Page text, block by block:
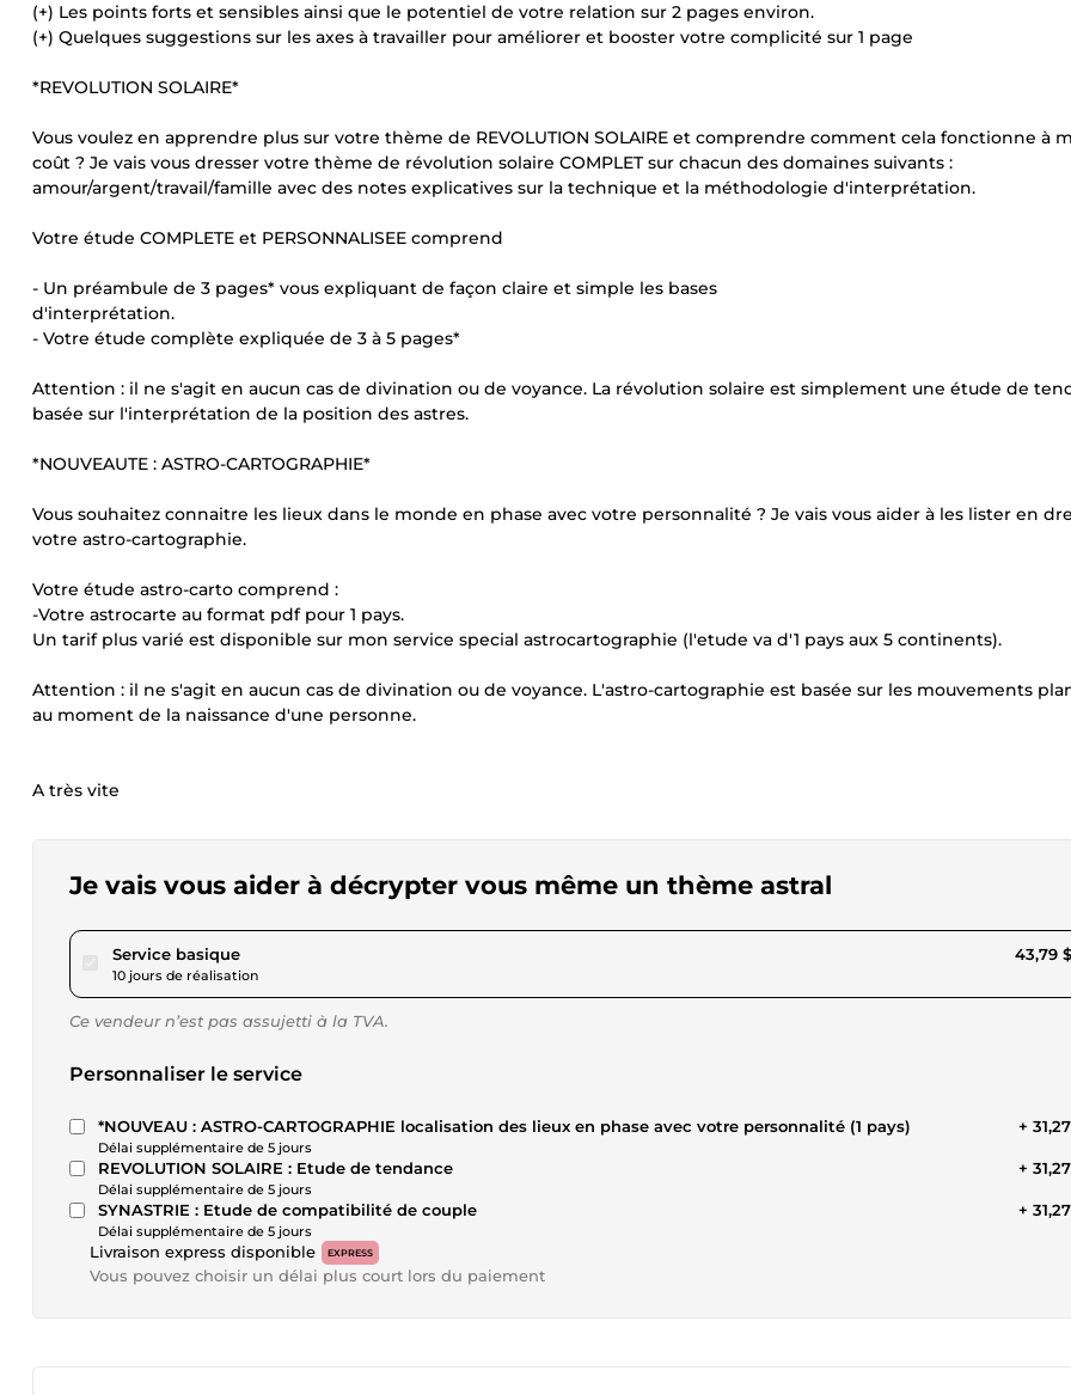
(+) Les points forts et sensibles ainsi que le potentiel de votre relation sur 2 pages environ.
(+) Quelques suggestions sur les axes à travailler pour améliorer et booster votre complicité sur 1 page
*REVOLUTION SOLAIRE*
Vous voulez en apprendre plus sur votre thème de REVOLUTION SOLAIRE et comprendre comment cela fonctionne à
coût ? Je vais vous dresser votre thème de révolution solaire COMPLET sur chacun des domaines suivants :
amour/argent/travail/famille avec des notes explicatives sur la technique et la méthodologie d'interprétation.
Votre étude COMPLETE et PERSONNALISEE comprend
- Un préambule de 3 pages* vous expliquant de façon claire et simple les bases
d'interprétation.
- Votre étude complète expliquée de 3 à 5 pages*
Attention : il ne s'agit en aucun cas de divination ou de voyance. La révolution solaire est simplement une étude de
basée sur l'interprétation de la position des astres.
*NOUVEAUTE : ASTRO-CARTOGRAPHIE*
Vous souhaitez connaitre les lieux dans le monde en phase avec votre personnalité ? Je vais vous aider à les lister en
votre astro-cartographie.
Votre étude astro-carto comprend :
-Votre astrocarte au format pdf pour 1 pays.
Un tarif plus varié est disponible sur mon service special astrocartographie (l'etude va d'1 pays aux 5 continents).
Attention : il ne s'agit en aucun cas de divination ou de voyance. L'astro-cartographie est basée sur les mouvements
au moment de la naissance d'une personne.
A très vite
Je vais vous aider à décrypter vous même un thème astral
Service basiquepour 40,35 $US
10 jours de réalisation
43,79
Ce vendeur n’est pas assujetti à la TVA.
Personnaliser le service
*NOUVEAU : ASTRO-CARTOGRAPHIE localisation des lieux en phase avec votre personnalité (1 pays)
Délai supplémentaire de 5 jours
+
REVOLUTION SOLAIRE : Etude de tendance
Délai supplémentaire de 5 jours
+
SYNASTRIE : Etude de compatibilité de couple
Délai supplémentaire de 5 jours
+
Livraison express disponible EXPRESS
Vous pouvez choisir un délai plus court lors du paiement